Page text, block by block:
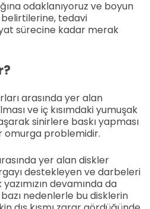
odaklanıyoruz ve boyun
belirtilerine, tedavi
sürecine kadar merak
arasında yer alan
ve iç kısımdaki yumuşak
sinirlere baskı yapması
omurga problemidir.
yer alan diskler
destekleyen ve darbeleri
devamında da
nedenlerle bu disklerin